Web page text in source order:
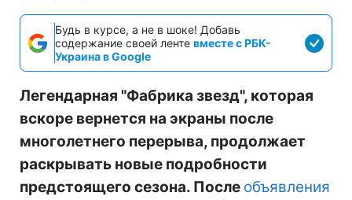
Будь в курсе, а не в шоке! Добавь
содержание своей ленте вместе с РБК-
Украина в Google
Легендарная "Фабрика звезд", которая
вскоре вернется на экраны после
многолетнего перерыва, продолжает
раскрывать новые подробности
предстоящего сезона. После объявления